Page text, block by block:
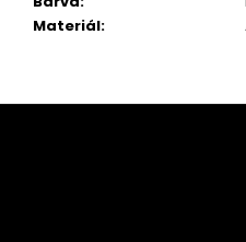
Materiál:
Z